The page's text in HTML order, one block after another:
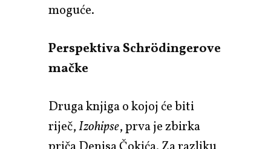
moguće.
Perspektiva Schrödingerove
mačke
Druga knjiga o kojoj će biti
riječ,Izohipse, prva je zbirka